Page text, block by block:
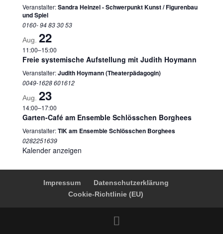
Veranstalter:Sandra Heinzel - Schwerpunkt Kunst / Figurenbau
und Spiel
0160- 94 83 30 53
Aug. 22
11:00–15:00
Freie systemische Aufstellung mit Judith Hoymann
Veranstalter:Judith Hoymann (Theaterpädagogin)
0049-1628 601612
Aug. 23
14:00–17:00
Garten-Café am Ensemble Schlösschen Borghees
Veranstalter:TIK am Ensemble Schlösschen Borghees
0282251639
Kalender anzeigen
Impressum
Datenschutzerklärung
Cookie-Richtlinie (EU)